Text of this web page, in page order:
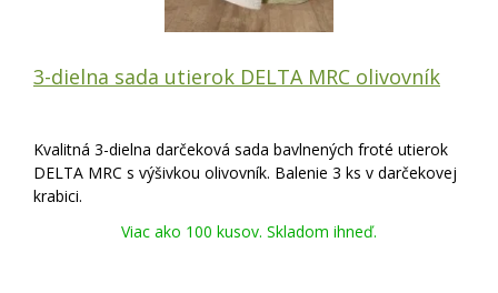
3-dielna sada utierok DELTA MRC olivovník
Kvalitná 3-dielna darčeková sada bavlnených froté utierok
DELTA MRC s výšivkou olivovník. Balenie 3 ks v darčekovej
krabici.
Viac ako 100 kusov. Skladom ihneď.